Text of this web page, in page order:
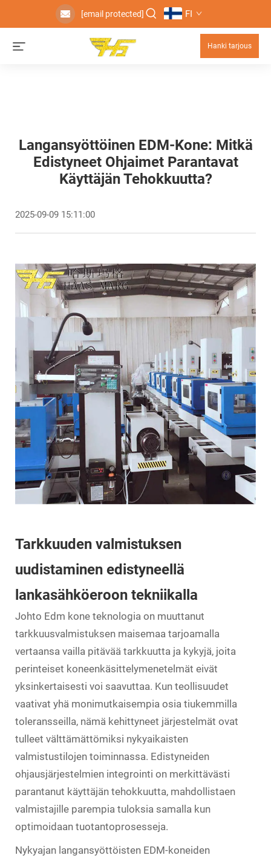
[email protected] FI
Hanki tarjous
Langansyöttöinen EDM-Kone: Mitkä
Edistyneet Ohjaimet Parantavat
Käyttäjän Tehokkuutta?
2025-09-09 15:11:00
Tarkkuuden valmistuksen
uudistaminen edistyneellä
lankasähköeroon tekniikalla
Johto Edm kone teknologia on muuttanut
tarkkuusvalmistuksen maisemaa tarjoamalla
vertaansa vailla pitävää tarkkuutta ja kykyjä, joita
perinteiset koneenkäsittelymenetelmät eivät
yksinkertaisesti voi saavuttaa. Kun teollisuudet
vaativat yhä monimutkaisempia osia tiukemmilla
toleransseilla, nämä kehittyneet järjestelmät ovat
tulleet välttämättömiksi nykyaikaisten
valmistustilojen toiminnassa. Edistyneiden
ohjausjärjestelmien integrointi on merkittävästi
parantanut käyttäjän tehokkuutta, mahdollistaen
valmistajille parempia tuloksia samalla kun
optimoidaan tuotantoprosesseja.
Nykyajan langansyöttöisten EDM-koneiden